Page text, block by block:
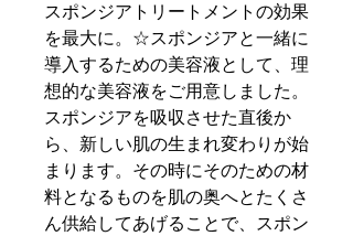
スポンジアトリートメントの効果
を最大に。☆スポンジアと一緒に
導入するための美容液として、理
想的な美容液をご用意しました。
スポンジアを吸収させた直後か
ら、新しい肌の生まれ変わりが始
まります。その時にそのための材
料となるものを肌の奥へとたくさ
ん供給してあげることで、スポン